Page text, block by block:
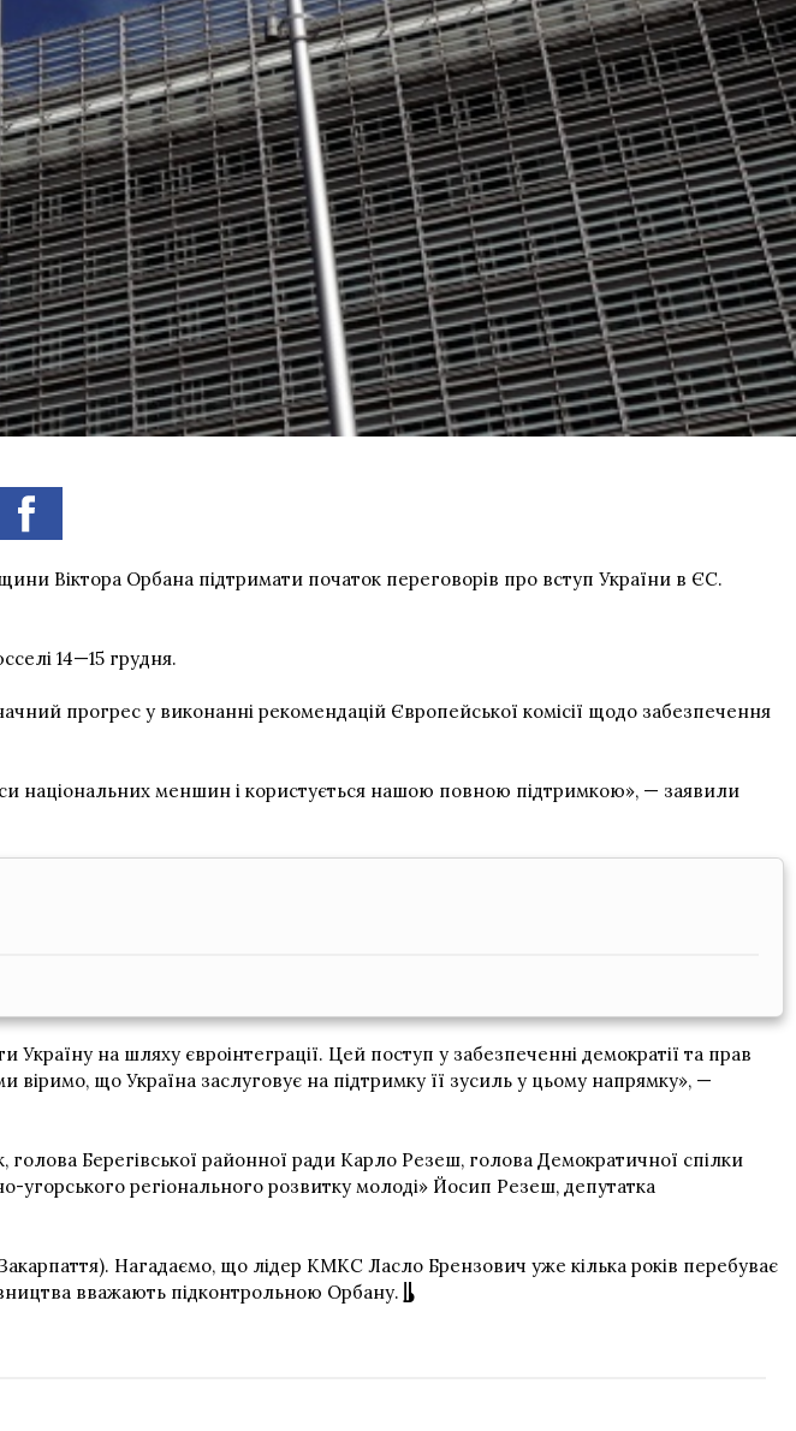
Віктора Орбана підтримати початок переговорів про вступ України в ЄС.
14—15 грудня.
прогрес у виконанні рекомендацій Європейської комісії щодо забезпечення
національних меншин і користується нашою повною підтримкою», — заявили
на шляху євроінтеграції. Цей поступ у забезпеченні демократії та прав
що Україна заслуговує на підтримку її зусиль у цьому напрямку», —
голова Берегівської районної ради Карло Резеш, голова Демократичної спілки
угорського регіонального розвитку молоді» Йосип Резеш, депутатка
Нагадаємо, що лідер КМКС Ласло Брензович уже кілька років перебуває
вважають підконтрольною Орбану.